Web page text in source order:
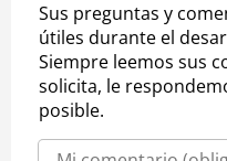
Sus preguntas y
útiles durante el
Siempre leemos sus
solicita, le
posible.